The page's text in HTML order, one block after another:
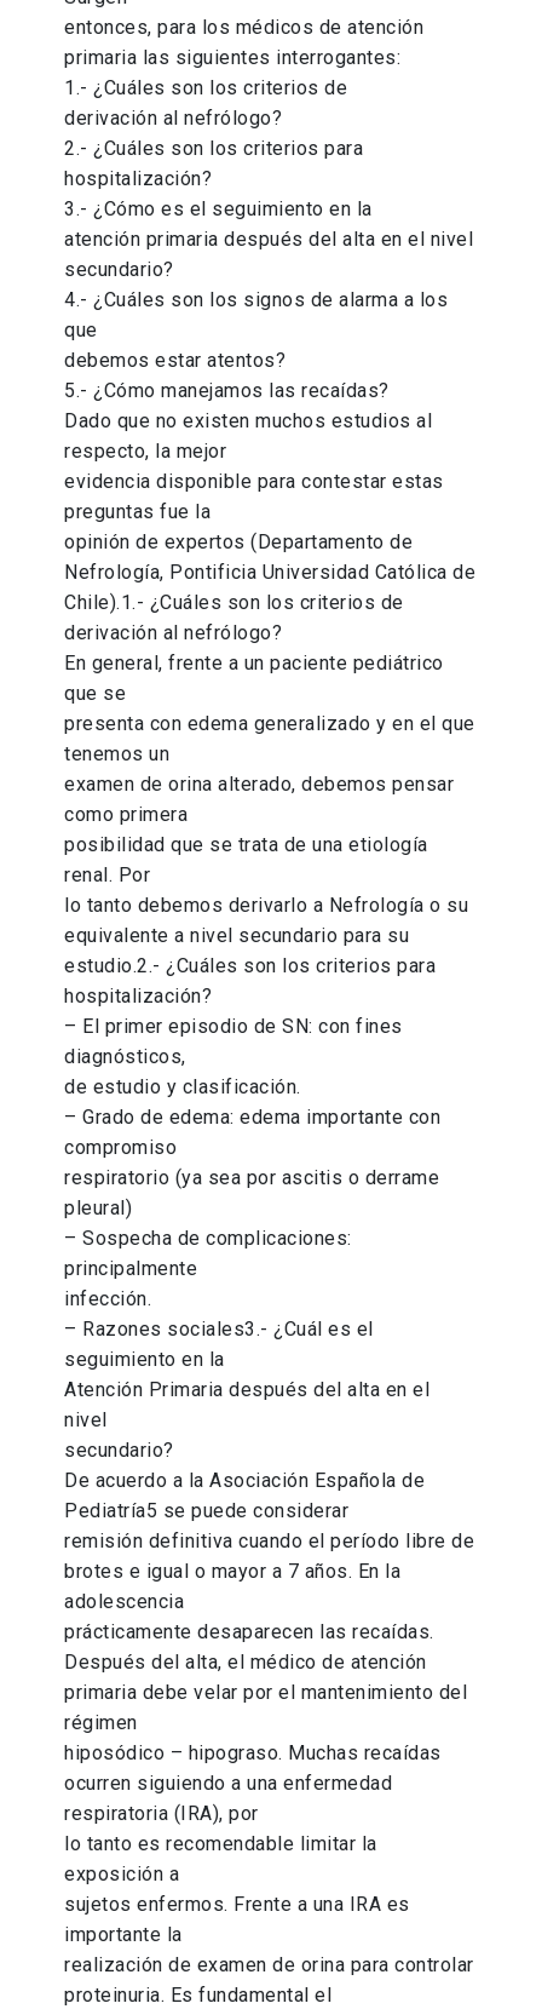
entonces, para los médicos de atención
primaria las siguientes interrogantes:
1.- ¿Cuáles son los criterios de
derivación al nefrólogo?
2.- ¿Cuáles son los criterios para
hospitalización?
3.- ¿Cómo es el seguimiento en la
atención primaria después del alta en el nivel
secundario?
4.- ¿Cuáles son los signos de alarma a los
que
debemos estar atentos?
5.- ¿Cómo manejamos las recaídas?
Dado que no existen muchos estudios al
respecto, la mejor
evidencia disponible para contestar estas
preguntas fue la
opinión de expertos (Departamento de
Nefrología, Pontificia Universidad Católica de
Chile).1.- ¿Cuáles son los criterios de
derivación al nefrólogo?
En general, frente a un paciente pediátrico
que se
presenta con edema generalizado y en el que
tenemos un
examen de orina alterado, debemos pensar
como primera
posibilidad que se trata de una etiología
renal. Por
lo tanto debemos derivarlo a Nefrología o su
equivalente a nivel secundario para su
estudio.2.- ¿Cuáles son los criterios para
hospitalización?
– El primer episodio de SN: con fines
diagnósticos,
de estudio y clasificación.
– Grado de edema: edema importante con
compromiso
respiratorio (ya sea por ascitis o derrame
pleural)
– Sospecha de complicaciones:
principalmente
infección.
– Razones sociales3.- ¿Cuál es el
seguimiento en la
Atención Primaria después del alta en el
nivel
secundario?
De acuerdo a la Asociación Española de
Pediatría5 se puede considerar
remisión definitiva cuando el período libre de
brotes e igual o mayor a 7 años. En la
adolescencia
prácticamente desaparecen las recaídas.
Después del alta, el médico de atención
primaria debe velar por el mantenimiento del
régimen
hiposódico – hipograso. Muchas recaídas
ocurren siguiendo a una enfermedad
respiratoria (IRA), por
lo tanto es recomendable limitar la
exposición a
sujetos enfermos. Frente a una IRA es
importante la
realización de examen de orina para controlar
proteinuria. Es fundamental el